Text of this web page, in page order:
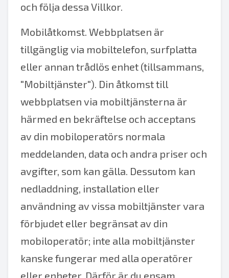
och följa dessa Villkor.
Mobilåtkomst. Webbplatsen är
tillgänglig via mobiltelefon, surfplatta
eller annan trådlös enhet (tillsammans,
"Mobiltjänster"). Din åtkomst till
webbplatsen via mobiltjänsterna är
härmed en bekräftelse och acceptans
av din mobiloperatörs normala
meddelanden, data och andra priser och
avgifter, som kan gälla. Dessutom kan
nedladdning, installation eller
användning av vissa mobiltjänster vara
förbjudet eller begränsat av din
mobiloperatör; inte alla mobiltjänster
kanske fungerar med alla operatörer
eller enheter. Därför är du ensam